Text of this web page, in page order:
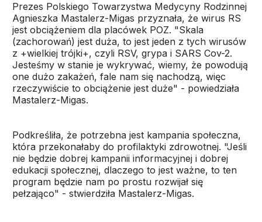
Prezes Polskiego Towarzystwa Medycyny Rodzinnej
Agnieszka Mastalerz-Migas przyznała, że wirus RS
jest obciążeniem dla placówek POZ. "Skala
(zachorowań) jest duża, to jest jeden z tych wirusów
z +wielkiej trójki+, czyli RSV, grypa i SARS Cov-2.
Jesteśmy w stanie je wykrywać, wiemy, że powodują
one dużo zakażeń, fale nam się nachodzą, więc
rzeczywiście to obciążenie jest duże" - powiedziała
Mastalerz-Migas.
Podkreśliła, że potrzebna jest kampania społeczna,
która przekonałaby do profilaktyki zdrowotnej. "Jeśli
nie będzie dobrej kampanii informacyjnej i dobrej
edukacji społecznej, dlaczego to jest ważne, to ten
program będzie nam po prostu rozwijał się
pełzająco" - stwierdziła Mastalerz-Migas.